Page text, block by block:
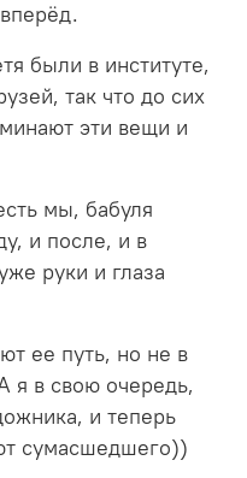
были в институте,
так что до сих
эти вещи и
мы, бабуля
и после, и в
руки и глаза
ее путь, но не в
я в свою очередь,
и теперь
сумасшедшего))